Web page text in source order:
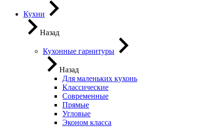
Кухни
Назад
Кухонные гарнитуры
Назад
Для маленьких кухонь
Классические
Современные
Прямые
Угловые
Эконом класса